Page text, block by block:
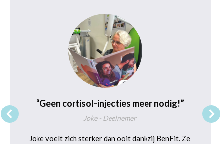
“Geen cortisol-injecties meer nodig!”
Joke - Deelnemer
Joke voelt zich sterker dan ooit dankzij BenFit. Ze